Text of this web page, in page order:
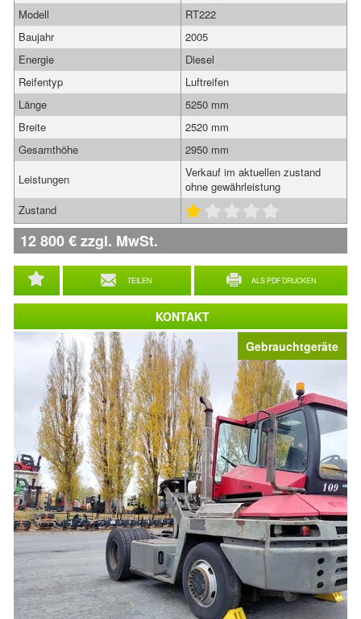
Gebrauchtgeräte
TEILEN ALS PDF DRUCKEN
Modell
RT222
Baujahr
2005
Energie
Diesel
Reifentyp
Luftreifen
Länge
5250 mm
Breite
2520 mm
Gesamthöhe
2950 mm
Leistungen
Verkauf im aktuellen zustand
ohne gewährleistung
Zustand
12 800€zzgl. MwSt.
KONTAKT